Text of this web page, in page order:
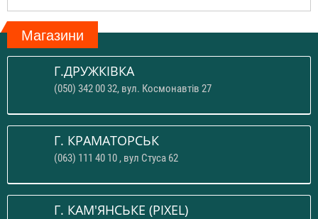
Магазини
Г.ДРУЖКІВКА
(050) 342 00 32, вул. Космонавтів 27
Г. КРАМАТОРСЬК
(063) 111 40 10 , вул Стуса 62
Г. КАМ'ЯНСЬКЕ (PIXEL)